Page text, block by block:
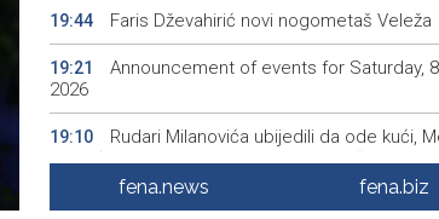
19:44 Faris Dževahirić novi nogometaš Veleža
19:21
Announcement of events for Saturday,
2026
19:10
Rudari Milanovića ubijedili da ode kući,
se već ponovo vratio u jamu 'Raspotočje'
Sarajevo Film Festival presents
fena.news fena.biz